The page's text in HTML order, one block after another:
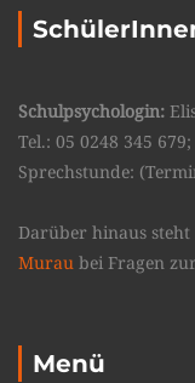
Schulpsychologin:
Tel.: 05 0248 345
Sprechstunde:
Darüber hinaus
Murau bei Fragen
Menü